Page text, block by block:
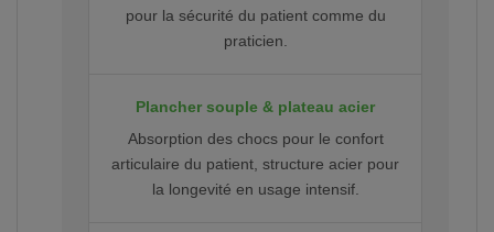
pour la sécurité du patient comme du
praticien.
Plancher souple & plateau acier
Absorption des chocs pour le confort
articulaire du patient, structure acier pour
la longevité en usage intensif.